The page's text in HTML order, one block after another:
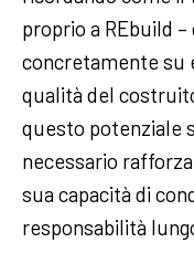
proprio a REbuild
concretamente su
qualità del
questo potenziale
necessario
sua capacità di
responsabilità